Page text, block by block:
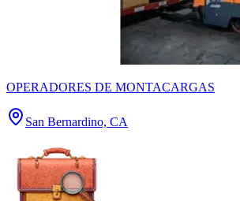
OPERADORES DE MONTACARGAS
San Bernardino, CA